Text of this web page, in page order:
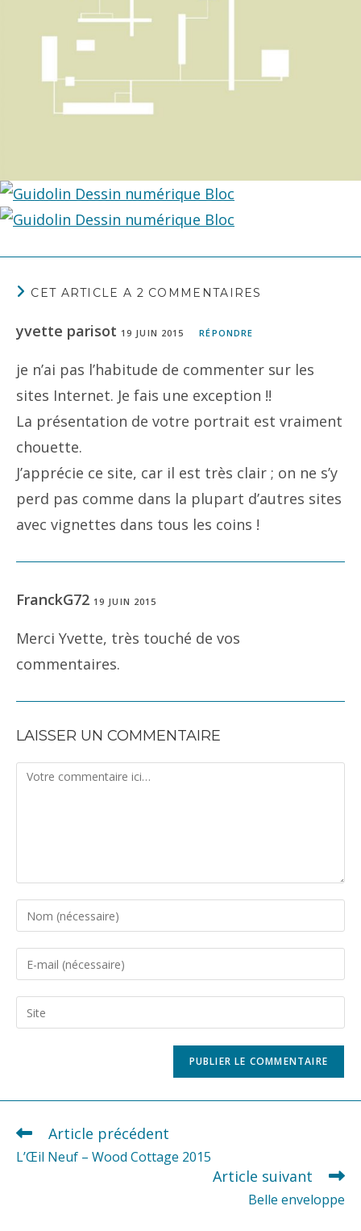
CET ARTICLE A 2 COMMENTAIRES
yvette parisot 19 JUIN 2015 RÉPONDRE
je n’ai pas l’habitude de commenter sur les
sites Internet. Je fais une exception !!
La présentation de votre portrait est vraiment
chouette.
J’apprécie ce site, car il est très clair ; on ne s’y
perd pas comme dans la plupart d’autres sites
avec vignettes dans tous les coins !
FranckG72 19 JUIN 2015
Merci Yvette, très touché de vos
commentaires.
LAISSER UN COMMENTAIRE
Comment
Enter
your
name
comment
Enter
your
email
address
Saisir
l’URL
(facultatif)
READ
ARTICLES
Article précédent
L’Œil Neuf – Wood Cottage 2015
Article suivant
Belle enveloppe